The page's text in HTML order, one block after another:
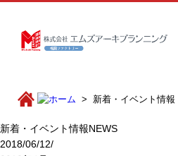
新着・イベント情報
新着・イベント情報NEWS
2018/06/12/